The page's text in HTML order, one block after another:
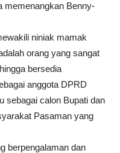
memenangkan Benny-
niniak mamak
orang yang sangat
bersedia
anggota DPRD
sebagai calon Bupati dan
Pasaman yang
berpengalaman dan